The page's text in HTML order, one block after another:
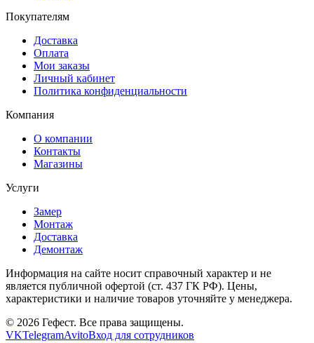
Покупателям
Доставка
Оплата
Мои заказы
Личный кабинет
Политика конфиденциальности
Компания
О компании
Контакты
Магазины
Услуги
Замер
Монтаж
Доставка
Демонтаж
Информация на сайте носит справочный характер и не
является публичной офертой (ст. 437 ГК РФ). Цены,
характеристики и наличие товаров уточняйте у менеджера.
© 2026 Гефест. Все права защищены.
VKTelegramAvitoВход для сотрудников